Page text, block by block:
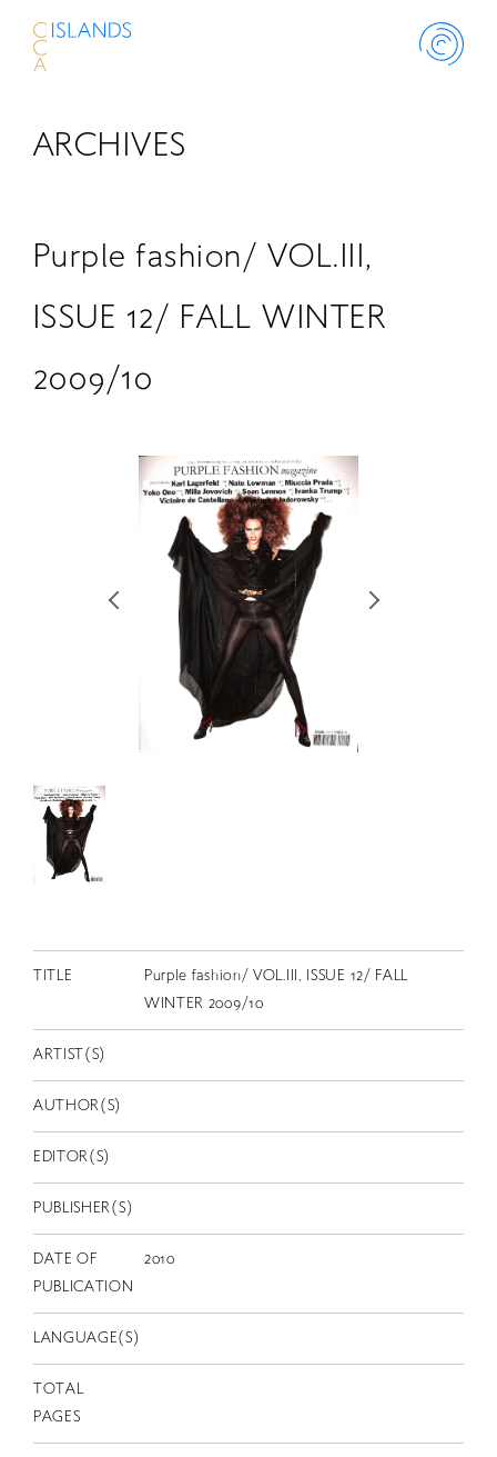
ABOUT
THINK ISLANDS
LIBRARY
SCHOLARSHIP
出演者
スカラシップ受賞者
CONTACT
JP
ARCHIVES
Purple fashion/ VOL.III,
ISSUE 12/ FALL WINTER
2009/10
TITLE
Purple fashion/ VOL.III, ISSUE 12/ FALL
WINTER 2009/10
ARTIST(S)
AUTHOR(S)
EDITOR(S)
PUBLISHER(S)
DATE OF
PUBLICATION
2010
LANGUAGE(S)
TOTAL
PAGES